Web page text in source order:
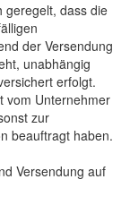
geregelt, dass die
der Versendung
unabhängig
erfolgt.
vom Unternehmer
zur
beauftragt haben.
Versendung auf